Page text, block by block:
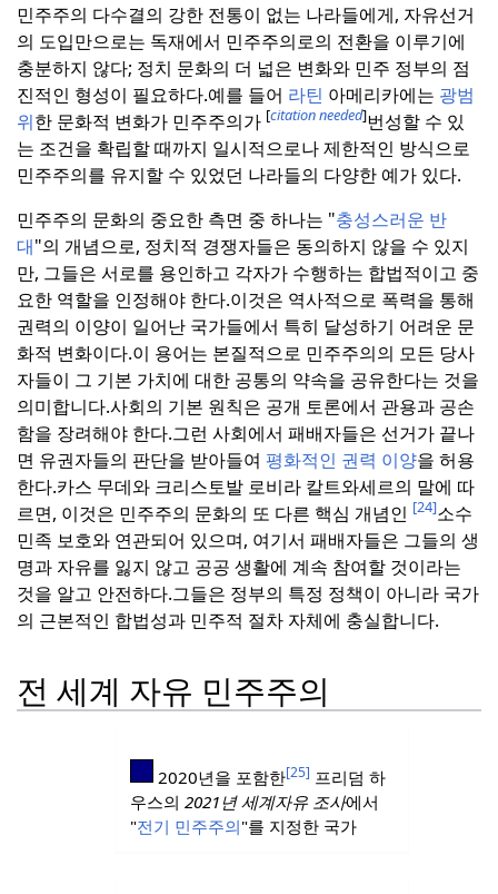
민주주의 다수결의 강한 전통이 없는 나라들에게, 자유선거
의 도입만으로는 독재에서 민주주의로의 전환을 이루기에
충분하지 않다; 정치 문화의 더 넓은 변화와 민주 정부의 점
진적인 형성이 필요하다.예를 들어 라틴 아메리카에는 광범
위한 문화적 변화가 민주주의가 [citation needed]번성할 수 있
는 조건을 확립할 때까지 일시적으로나 제한적인 방식으로
민주주의를 유지할 수 있었던 나라들의 다양한 예가 있다.
민주주의 문화의 중요한 측면 중 하나는 "충성스러운 반
대"의 개념으로, 정치적 경쟁자들은 동의하지 않을 수 있지
만, 그들은 서로를 용인하고 각자가 수행하는 합법적이고 중
요한 역할을 인정해야 한다.이것은 역사적으로 폭력을 통해
권력의 이양이 일어난 국가들에서 특히 달성하기 어려운 문
화적 변화이다.이 용어는 본질적으로 민주주의의 모든 당사
자들이 그 기본 가치에 대한 공통의 약속을 공유한다는 것을
의미합니다.사회의 기본 원칙은 공개 토론에서 관용과 공손
함을 장려해야 한다.그런 사회에서 패배자들은 선거가 끝나
면 유권자들의 판단을 받아들여 평화적인 권력 이양을 허용
한다.카스 무데와 크리스토발 로비라 칼트와세르의 말에 따
르면, 이것은 민주주의 문화의 또 다른 핵심 개념인 [24]소수
민족 보호와 연관되어 있으며, 여기서 패배자들은 그들의 생
명과 자유를 잃지 않고 공공 생활에 계속 참여할 것이라는
것을 알고 안전하다.그들은 정부의 특정 정책이 아니라 국가
의 근본적인 합법성과 민주적 절차 자체에 충실합니다.
전 세계 자유 민주주의
2020년을 포함한[25] 프리덤 하
우스의 2021년 세계자유 조사에서
"전기 민주주의"를 지정한 국가